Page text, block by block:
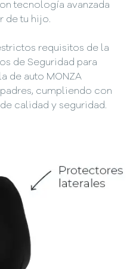
tecnología avanzada
de tu hijo.
requisitos de la
de Seguridad para
de auto MONZA
cumpliendo con
calidad y seguridad.